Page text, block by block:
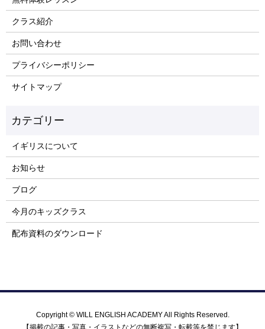
クラス紹介
お問い合わせ
プライバシーポリシー
サイトマップ
イギリスについて
お知らせ
ブログ
今月のキッズクラス
配布資料のダウンロード
Copyright © WILL ENGLISH ACADEMY All Rights Reserved.
【掲載の記事・写真・イラストなどの無断複写・転載等を禁じます】